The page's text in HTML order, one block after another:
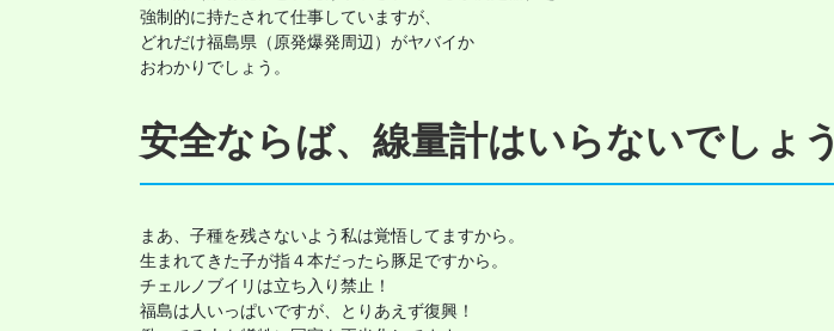
強制的に持たされて仕事していますが、
どれだけ福島県（原発爆発周辺）がヤバイか
おわかりでしょう。
安全ならば、線量計はいらないでしょう
まあ、子種を残さないよう私は覚悟してますから。
生まれてきた子が指４本だったら豚足ですから。
チェルノブイリは立ち入り禁止！
福島は人いっぱいですが、とりあえず復興！